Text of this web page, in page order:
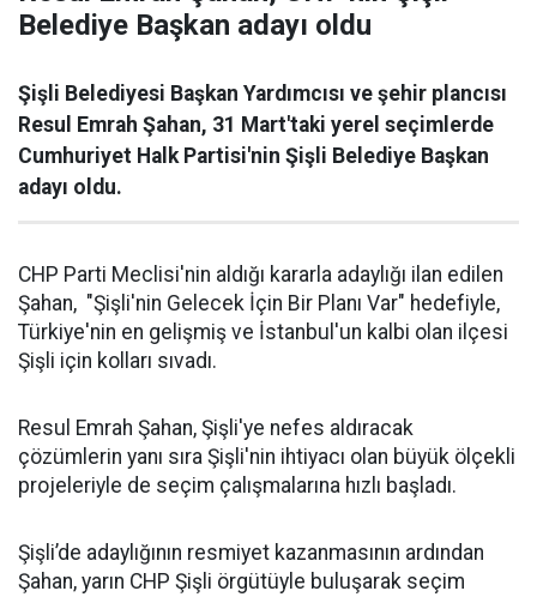
Belediye Başkan adayı oldu
Şişli Belediyesi Başkan Yardımcısı ve şehir plancısı
Resul Emrah Şahan, 31 Mart'taki yerel seçimlerde
Cumhuriyet Halk Partisi'nin Şişli Belediye Başkan
adayı oldu.
CHP Parti Meclisi'nin aldığı kararla adaylığı ilan edilen
Şahan, "Şişli'nin Gelecek İçin Bir Planı Var" hedefiyle,
Türkiye'nin en gelişmiş ve İstanbul'un kalbi olan ilçesi
Şişli için kolları sıvadı.
Resul Emrah Şahan, Şişli'ye nefes aldıracak
çözümlerin yanı sıra Şişli'nin ihtiyacı olan büyük ölçekli
projeleriyle de seçim çalışmalarına hızlı başladı.
Şişli’de adaylığının resmiyet kazanmasının ardından
Şahan, yarın CHP Şişli örgütüyle buluşarak seçim